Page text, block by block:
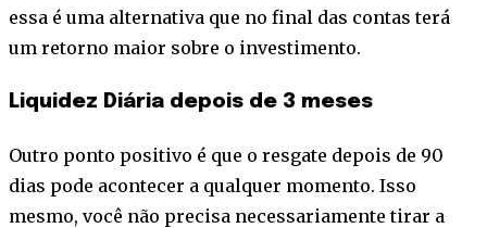
essa é uma alternativa que no final das contas terá
um retorno maior sobre o investimento.
Liquidez Diária depois de 3 meses
Outro ponto positivo é que o resgate depois de 90
dias pode acontecer a qualquer momento. Isso
mesmo, você não precisa necessariamente tirar a